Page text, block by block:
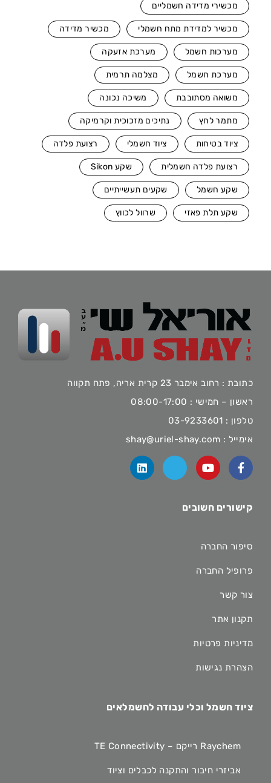
מכשירי מדידה חשמליים
מכשיר למדידת מתח חשמלי מכשיר מדידה
מערכות חשמל מערכת אזעקה
מערכת חשמל מצלמה תרמית
משואה מסתובבת משיכה נכונה
מתמר לחץ נתיכים מזכוכית וקרמיקה
ציוד בטיחות ציוד חשמלי רצועת פלדה
רצועת פלדה חשמלית שקע Sikon
שקע חשמל שקעים תעשייתיים
שקע תלת פאזי שרוול לכווץ
כתובת : רחוב אימבר 23 קרית אריה, פתח תקווה
ראשון – חמישי : 08:00-17:00
טלפון : 03-9233601
אימייל : shay@uriel-shay.com
קישורים חשובים
סיפור החברה
פרופיל החברה
צור קשר
תקנון אתר
מדיניות פרטיות
הצהרת נגישות
ציוד חשמל וכלי עבודה לחשמלאים
Raychem רייקם – TE Connectivity
אביזרי חיבור והתקנה לכבלים וציוד